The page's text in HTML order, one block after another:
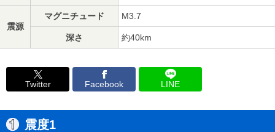
震源
マグニチュード M3.7
深さ 約40km
Twitter Facebook LINE
震度1